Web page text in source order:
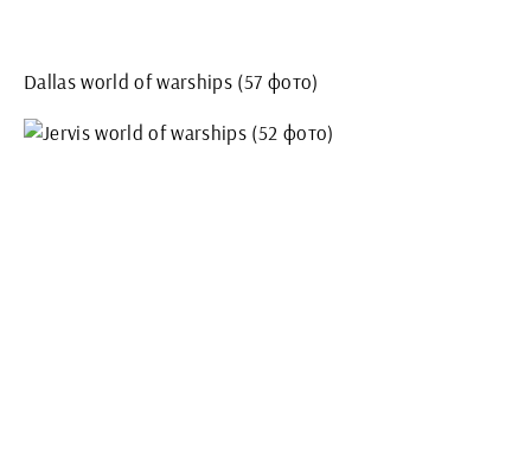
Dallas world of warships (57 фото)